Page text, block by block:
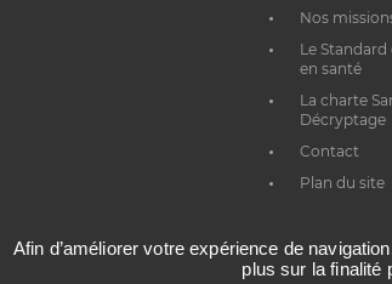
Nos
Le
en santé
La charte
Décryptage
Contact
Plan du site
Afin d’améliorer votre expérience de
plus sur la finalité